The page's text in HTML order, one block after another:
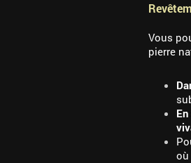
Vous
pierre
où